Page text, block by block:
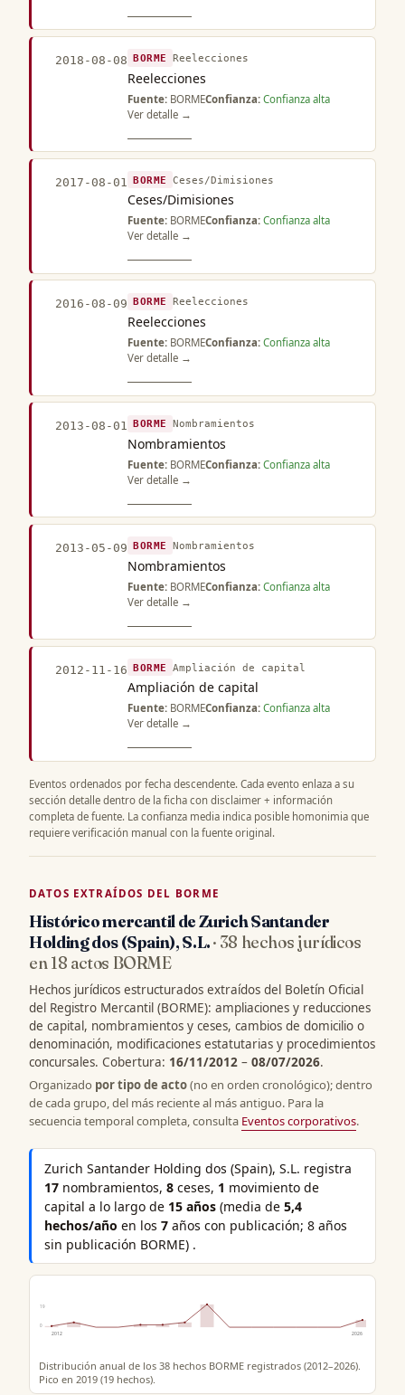
2018-08-08 BORME Reelecciones
Reelecciones
Fuente: BORMEConfianza: Confianza alta
Ver detalle →
2017-08-01 BORME Ceses/Dimisiones
Ceses/Dimisiones
Fuente: BORMEConfianza: Confianza alta
Ver detalle →
2016-08-09 BORME Reelecciones
Reelecciones
Fuente: BORMEConfianza: Confianza alta
Ver detalle →
2013-08-01 BORME Nombramientos
Nombramientos
Fuente: BORMEConfianza: Confianza alta
Ver detalle →
2013-05-09 BORME Nombramientos
Nombramientos
Fuente: BORMEConfianza: Confianza alta
Ver detalle →
2012-11-16 BORME Ampliación de capital
Ampliación de capital
Fuente: BORMEConfianza: Confianza alta
Ver detalle →
Eventos ordenados por fecha descendente. Cada evento enlaza a su
sección detalle dentro de la ficha con disclaimer + información
completa de fuente. La confianza media indica posible homonimia que
requiere verificación manual con la fuente original.
DATOS EXTRAÍDOS DEL BORME
Histórico mercantil de Zurich Santander
Holding dos (Spain), S.L.· 38 hechos jurídicos
en 18 actos BORME
Hechos jurídicos estructurados extraídos del Boletín Oficial
del Registro Mercantil (BORME): ampliaciones y reducciones
de capital, nombramientos y ceses, cambios de domicilio o
denominación, modificaciones estatutarias y procedimientos
concursales. Cobertura: 16/11/2012 – 08/07/2026.
Organizado por tipo de acto(no en orden cronológico); dentro
de cada grupo, del más reciente al más antiguo. Para la
secuencia temporal completa, consulta Eventos corporativos.
Zurich Santander Holding dos (Spain), S.L. registra
17 nombramientos,8 ceses, 1 movimiento de
capital a lo largo de 15 años (media de5,4
hechos/año en los7 años con publicación; 8 años
sin publicación BORME) .
19
0
2012
2026
Distribución anual de los 38 hechos BORME registrados (2012–2026).
Pico en 2019 (19 hechos).